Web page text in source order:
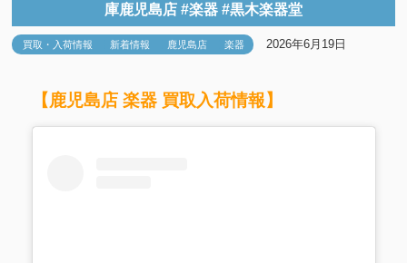
庫鹿児島店 #楽器 #黒木楽器堂
買取・入荷情報 新着情報 鹿児島店 楽器 2026年6月19日
【鹿児島店 楽器 買取入荷情報】